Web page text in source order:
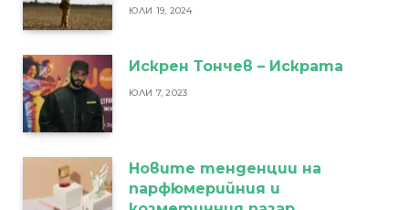
ЮЛИ 19, 2024
Искрен Тончев – Искрата
ЮЛИ 7, 2023
Новите тенденции на
парфюмерийния и